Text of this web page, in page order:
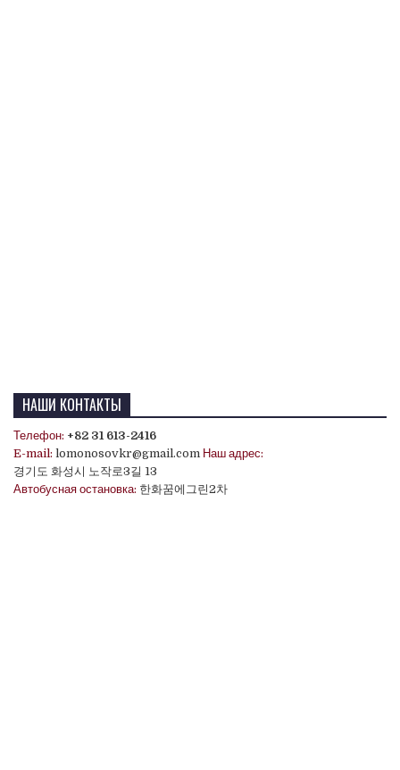
НАШИ КОНТАКТЫ
Телефон: +82 31 613-2416
E-mail: lomonosovkr@gmail.com Наш адрес:
경기도 화성시 노작로3길 13
Автобусная остановка: 한화꿈에그린2차